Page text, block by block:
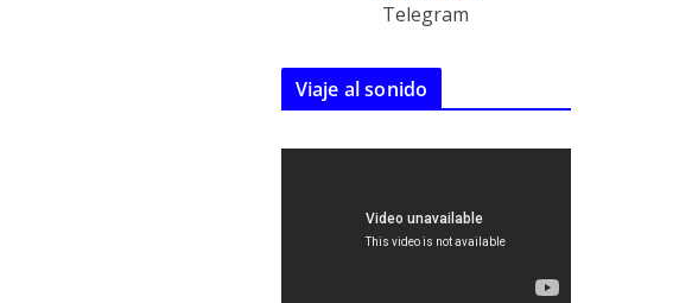
Telegram
Viaje al sonido